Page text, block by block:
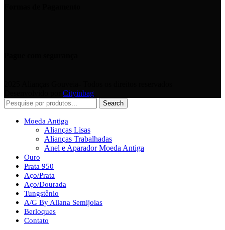
Cityinbag
Search
Moeda Antiga
Alianças Lisas
Alianças Trabalhadas
Anel e Aparador Moeda Antiga
Ouro
Prata 950
Aço/Prata
Aço/Dourada
Tungstênio
A/G By Allana Semijoias
Berloques
Contato